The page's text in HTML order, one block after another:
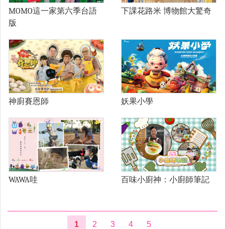
MOMO這一家第六季台語
版
下課花路米 博物館大驚奇
神廚賽恩師 妖果小學
WAWA哇 百味小廚神：小廚師筆記
1 2 3 4 5